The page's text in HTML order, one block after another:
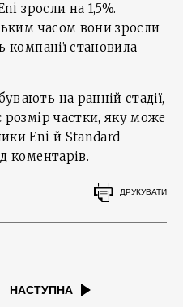
зросли на 1,5%.
часом вони зросли
компанії становила
на ранній стадії,
частки, яку може
Eni й Standard
коментарів.
ДРУКУВАТИ
НАСТУПНА